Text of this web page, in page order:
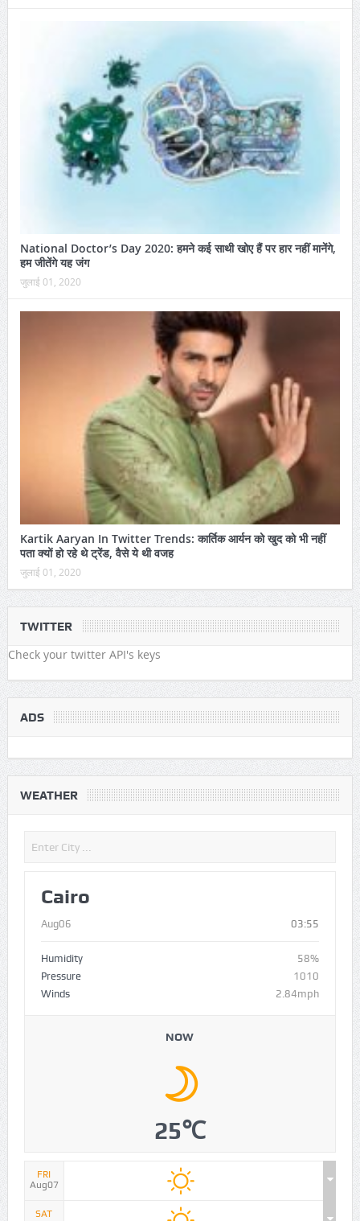
National Doctor’s Day 2020: हमने कई साथी खोए हैं पर हार नहीं मानेंगे,
हम जीतेंगे यह जंग
जुलाई 01, 2020
Kartik Aaryan In Twitter Trends: कार्तिक आर्यन को खुद को भी नहीं
पता क्यों हो रहे थे ट्रेंड, वैसे ये थी वजह
जुलाई 01, 2020
TWITTER
Check your twitter API's keys
ADS
WEATHER
Cairo
Aug06 03:55
Humidity
58%
Pressure
1010
Winds
2.84mph
NOW
25℃
FRI
Aug07
SAT